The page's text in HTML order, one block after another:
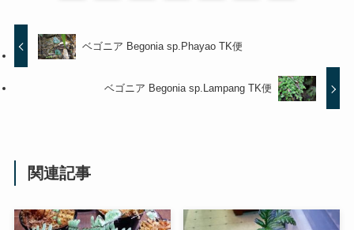
ベゴニア Begonia sp.Phayao TK便
ベゴニア Begonia sp.Lampang TK便
関連記事